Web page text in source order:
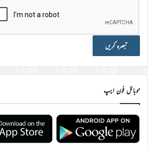
موبائل فون ایپ